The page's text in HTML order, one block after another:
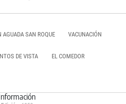
AGUADA SAN ROQUE VACUNACIÓN
DE VISTA EL COMEDOR